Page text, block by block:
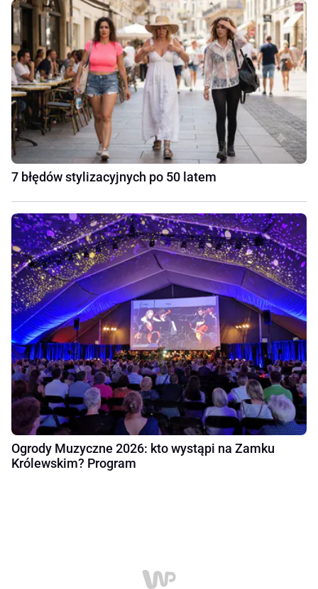
7 błędów stylizacyjnych po 50 latem
Ogrody Muzyczne 2026: kto wystąpi na Zamku
Królewskim? Program